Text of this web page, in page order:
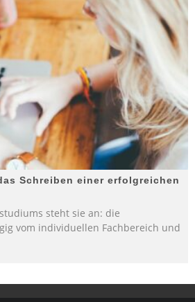
Schreiben einer erfolgreichen
steht sie an: die
vom individuellen Fachbereich und